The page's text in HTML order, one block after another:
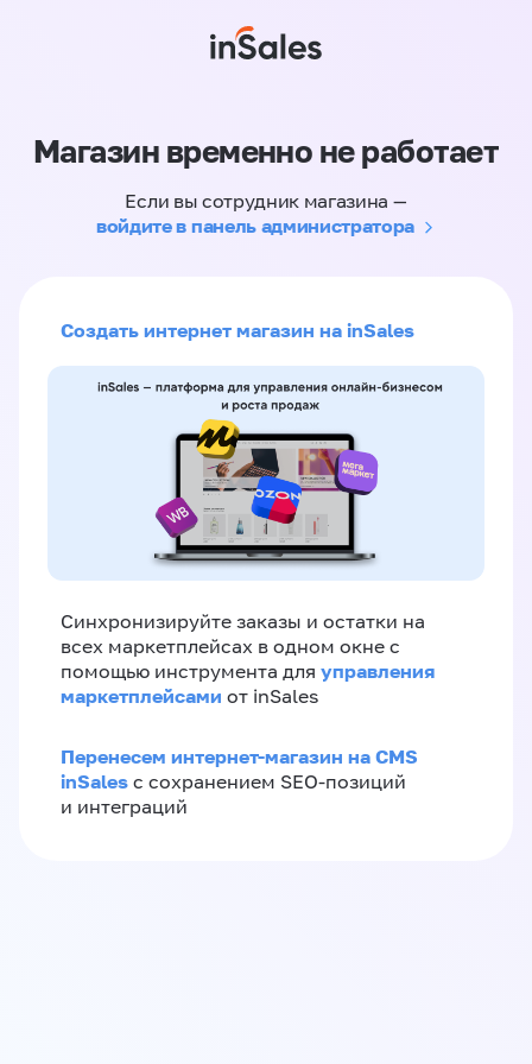
Магазин временно не работает
Если вы сотрудник магазина —
войдите в панель администратора
Создать интернет магазин на inSales
Синхронизируйте заказы и остатки на
всех маркетплейсах в одном окне с
помощью инструмента для управления
маркетплейсами от inSales
Перенесем интернет-магазин на CMS
inSales с сохранением SEO-позиций
и интеграций